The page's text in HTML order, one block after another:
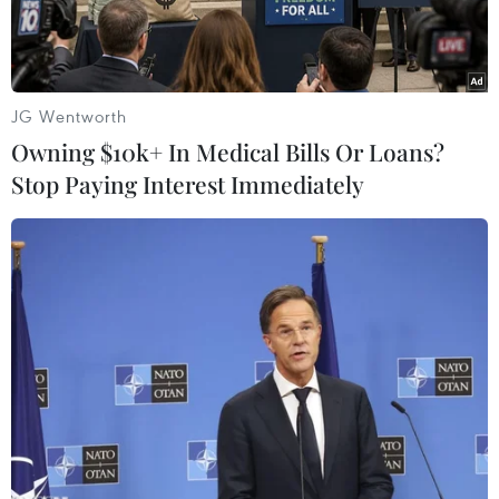
Tổng thống Michel Temer tại cuộc họp ở Brasilia, Brazil ngày
31/5. (Nguồn: EPA/TTXVN)
Ngày 11/6, cảnh sát Brazil đã yêu cầu thẩm phán
Tòa án Tối cao Edson Fachin gia hạn thời gian
để điều tra Tổng thống BrazilMichel Temer
JG Wentworth
Owning $10k+ In Medical Bills Or Loans?
Stop Paying Interest Immediately